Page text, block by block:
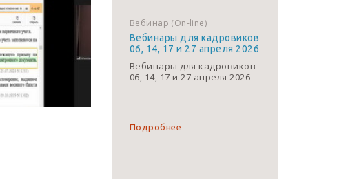
Вебинар (On-line)
Вебинары для кадровиков
06, 14, 17 и 27 апреля 2026
Вебинары для кадровиков
06, 14, 17 и 27 апреля 2026
Подробнее